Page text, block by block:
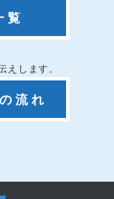
覧
します。
流れ